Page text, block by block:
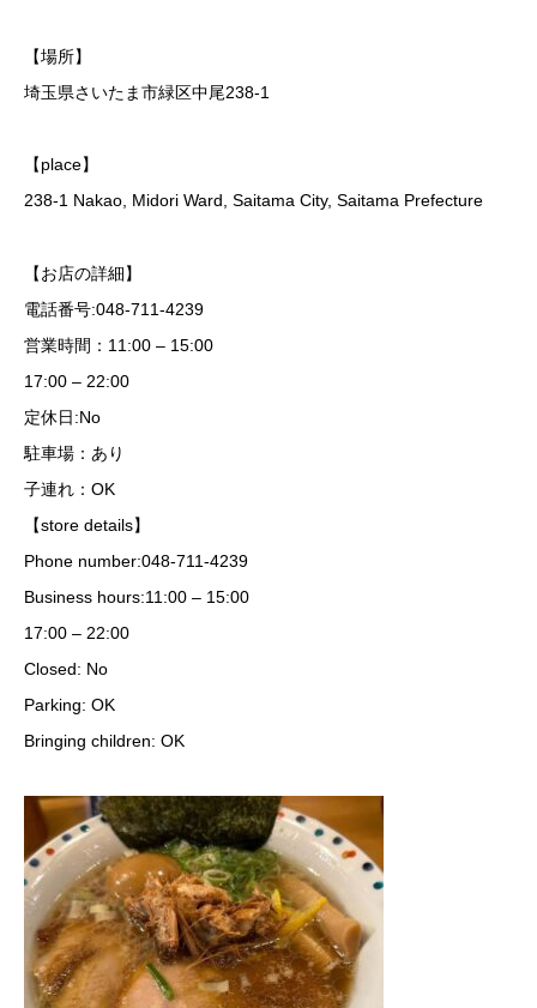
【場所】
埼玉県さいたま市緑区中尾238-1
【place】
238-1 Nakao, Midori Ward, Saitama City, Saitama Prefecture
【お店の詳細】
電話番号:048-711-4239
営業時間：11:00 – 15:00
17:00 – 22:00
定休日:No
駐車場：あり
子連れ：OK
【store details】
Phone number:048-711-4239
Business hours:11:00 – 15:00
17:00 – 22:00
Closed: No
Parking: OK
Bringing children: OK